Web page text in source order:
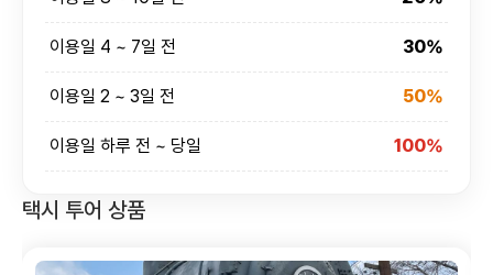
이용일 4 ~ 7일 전 30%
이용일 2 ~ 3일 전 50%
이용일 하루 전 ~ 당일 100%
택시 투어 상품